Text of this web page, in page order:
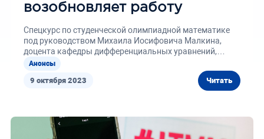
9 октября 2023 Читать
возобновляет работу
Спецкурс по студенческой олимпиадной математике
под руководством Михаила Иосифовича Малкина,
доцента кафедры дифференциальных уравнений,
математического и численного...
Анонсы